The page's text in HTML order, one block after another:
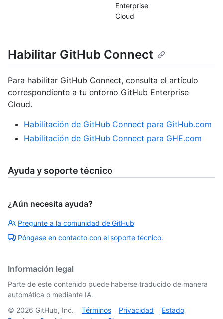
Enterprise
Cloud
Habilitar GitHub Connect
Para habilitar GitHub Connect, consulta el artículo
correspondiente a tu entorno GitHub Enterprise
Cloud.
Habilitación de GitHub Connect para GitHub.com
Habilitación de GitHub Connect para GHE.com
Ayuda y soporte técnico
¿Aún necesita ayuda?
Pregunte a la comunidad de GitHub
Póngase en contacto con el soporte técnico.
Información legal
Parte de este contenido puede haberse traducido de manera
automática o mediante IA.
© 2026 GitHub, Inc. Términos Privacidad
Estado